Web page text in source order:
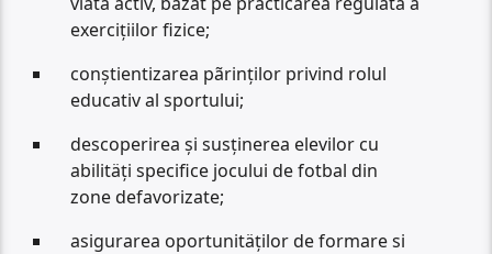
exercițiilor fizice;
conștientizarea pãrinților privind rolul
educativ al sportului;
descoperirea și susținerea elevilor cu
abilitäți specifice jocului de fotbal din
zone defavorizate;
asigurarea oportunitäților de formare si